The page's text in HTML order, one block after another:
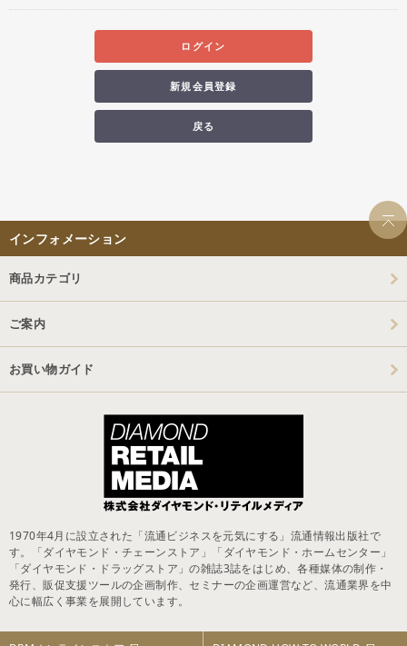
ログイン
新規会員登録
戻る
インフォメーション
商品カテゴリ
ご案内
お買い物ガイド
1970年4月に設立された「流通ビジネスを元気にする」流通情報出版社で
す。「ダイヤモンド・チェーンストア」「ダイヤモンド・ホームセンター」
「ダイヤモンド・ドラッグストア」の雑誌3誌をはじめ、各種媒体の制作・
発行、販促支援ツールの企画制作、セミナーの企画運営など、流通業界を中
心に幅広く事業を展開しています。